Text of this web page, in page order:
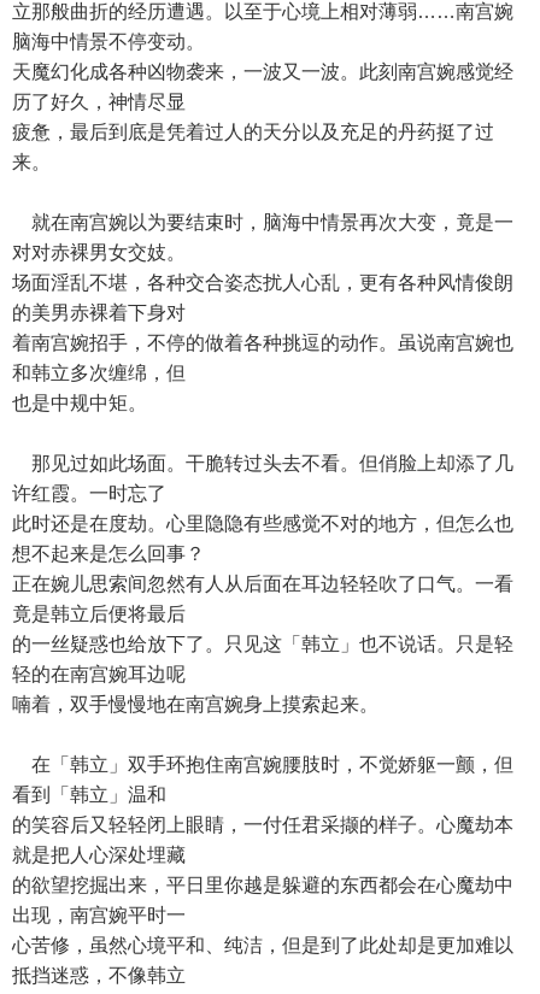
立那般曲折的经历遭遇。以至于心境上相对薄弱……南宫婉
脑海中情景不停变动。
天魔幻化成各种凶物袭来，一波又一波。此刻南宫婉感觉经
历了好久，神情尽显
疲惫，最后到底是凭着过人的天分以及充足的丹药挺了过
来。
就在南宫婉以为要结束时，脑海中情景再次大变，竟是一
对对赤裸男女交妓。
场面淫乱不堪，各种交合姿态扰人心乱，更有各种风情俊朗
的美男赤裸着下身对
着南宫婉招手，不停的做着各种挑逗的动作。虽说南宫婉也
和韩立多次缠绵，但
也是中规中矩。
那见过如此场面。干脆转过头去不看。但俏脸上却添了几
许红霞。一时忘了
此时还是在度劫。心里隐隐有些感觉不对的地方，但怎么也
想不起来是怎么回事？
正在婉儿思索间忽然有人从后面在耳边轻轻吹了口气。一看
竟是韩立后便将最后
的一丝疑惑也给放下了。只见这「韩立」也不说话。只是轻
轻的在南宫婉耳边呢
喃着，双手慢慢地在南宫婉身上摸索起来。
在「韩立」双手环抱住南宫婉腰肢时，不觉娇躯一颤，但
看到「韩立」温和
的笑容后又轻轻闭上眼睛，一付任君采撷的样子。心魔劫本
就是把人心深处埋藏
的欲望挖掘出来，平日里你越是躲避的东西都会在心魔劫中
出现，南宫婉平时一
心苦修，虽然心境平和、纯洁，但是到了此处却是更加难以
抵挡迷惑，不像韩立